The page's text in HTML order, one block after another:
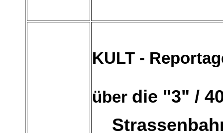
KULT -
über die "3" /